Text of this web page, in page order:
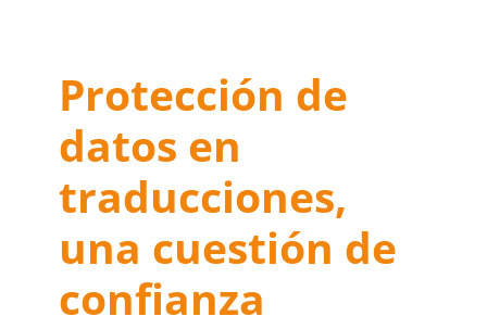
Protección de
datos en
traducciones,
una cuestión de
confianza